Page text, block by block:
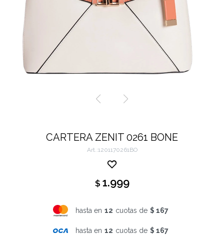
CARTERA ZENIT 0261 BONE
1201170261BO
$ 1.999
hasta en 12 cuotas de $ 167
hasta en 12 cuotas de $ 167